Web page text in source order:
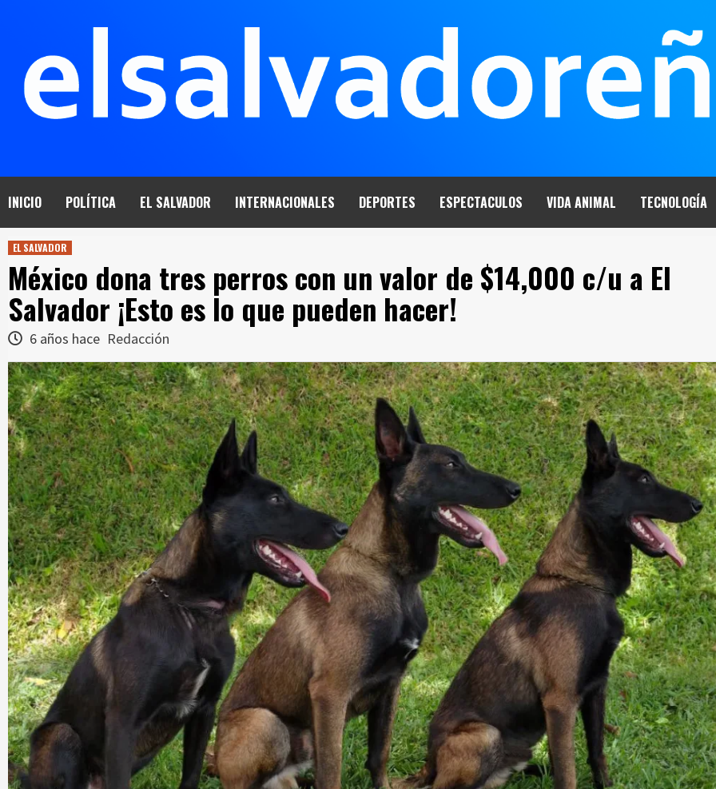
INICIO POLÍTICA EL SALVADOR INTERNACIONALES DEPORTES ESPECTACULOS VIDA ANIMAL TECNOLOGÍA
EL SALVADOR
México dona tres perros con un valor de $14,000 c/u a El
Salvador ¡Esto es lo que pueden hacer!
6 años hace Redacción